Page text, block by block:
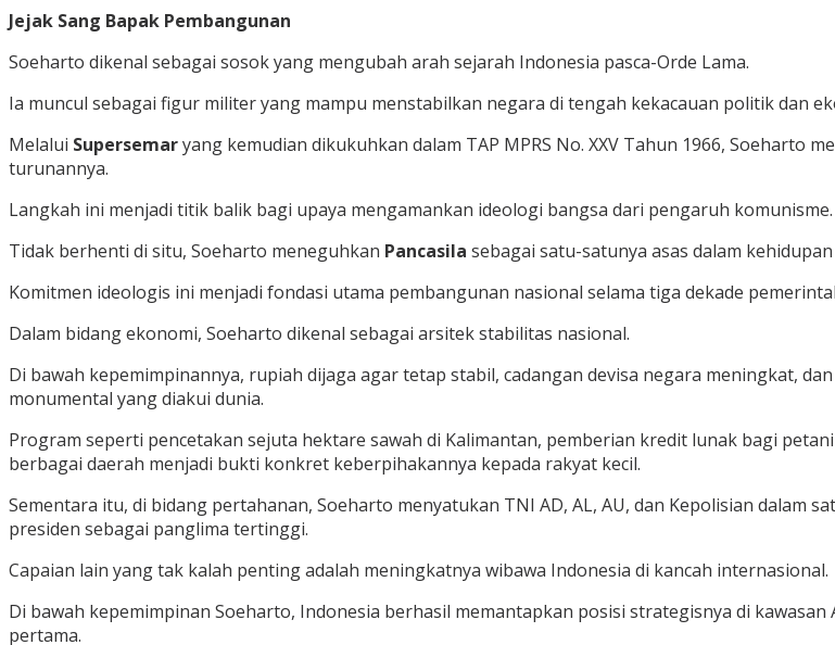
Jejak Sang Bapak Pembangunan
Soeharto dikenal sebagai sosok yang mengubah arah sejarah Indonesia pasca-Orde Lama.
Ia muncul sebagai figur militer yang mampu menstabilkan negara di tengah kekacauan politik dan
Melalui Supersemaryang kemudian dikukuhkan dalam TAP MPRS No. XXV Tahun 1966, Soeharto
turunannya.
Langkah ini menjadi titik balik bagi upaya mengamankan ideologi bangsa dari pengaruh komunisme.
Tidak berhenti di situ, Soeharto meneguhkan Pancasila sebagai satu-satunya asas dalam
Komitmen ideologis ini menjadi fondasi utama pembangunan nasional selama tiga dekade
Dalam bidang ekonomi, Soeharto dikenal sebagai arsitek stabilitas nasional.
Di bawah kepemimpinannya, rupiah dijaga agar tetap stabil, cadangan devisa negara meningkat,
monumental yang diakui dunia.
Program seperti pencetakan sejuta hektare sawah di Kalimantan, pemberian kredit lunak bagi
berbagai daerah menjadi bukti konkret keberpihakannya kepada rakyat kecil.
Sementara itu, di bidang pertahanan, Soeharto menyatukan TNI AD, AL, AU, dan Kepolisian dalam
presiden sebagai panglima tertinggi.
Capaian lain yang tak kalah penting adalah meningkatnya wibawa Indonesia di kancah internasional.
Di bawah kepemimpinan Soeharto, Indonesia berhasil memantapkan posisi strategisnya di
pertama.